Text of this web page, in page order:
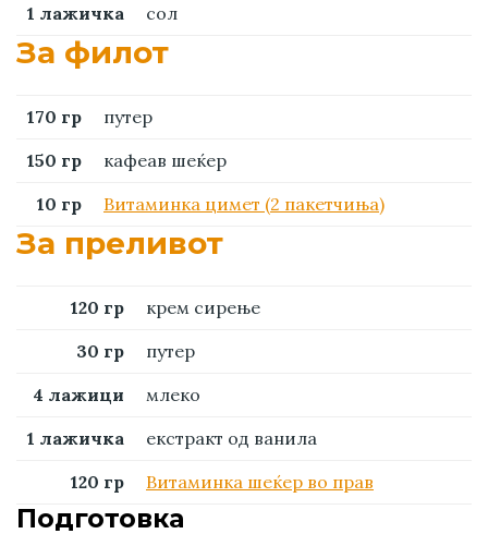
1 лажичка
сол
За филот
170 гр
путер
150 гр
кафеав шеќер
10 гр
Витаминка цимет (2 пакетчиња)
За преливот
120 гр
крем сирење
30 гр
путер
4 лажици
млеко
1 лажичка
екстракт од ванила
120 гр
Витаминка шеќер во прав
Подготовка